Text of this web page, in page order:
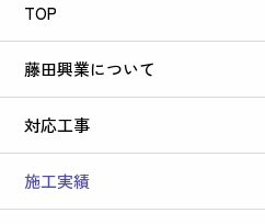
TOP
藤田興業について
対応工事
住宅・木造解体
施工実績